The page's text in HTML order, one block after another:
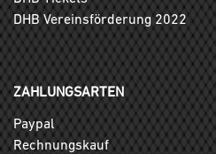
DHB Vereinsförderung 2022
ZAHLUNGSARTEN
Paypal
Rechnungskauf